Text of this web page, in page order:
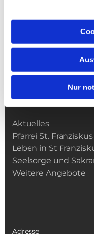
Nur
Kirchengemeinde­­
Aktuelles
Pfarrei St. Franziskus
Leben in St
Seelsorge und
Weitere Angebote
Adresse